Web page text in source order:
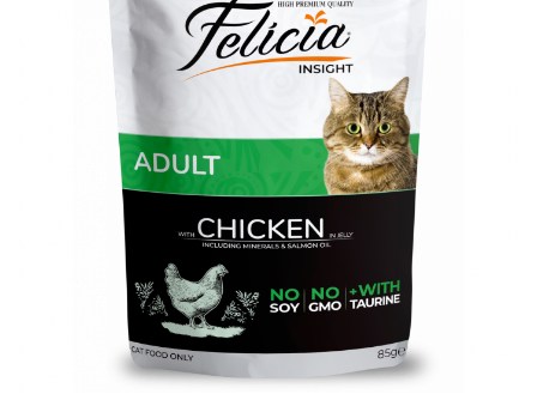
RECOMPENSE
DIETE VETERINARE
IGIENA SI COSMETICA
IGIENA OCHI SI URECHI
SUPLIMENTE
DIETE VETERINARE
IGIENA SI COSMETICA
ASTERNUT SI LITIERE
IGIENA OCHI SI URECHI
RECOMPENSE